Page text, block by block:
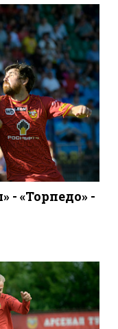
- «Торпедо» -